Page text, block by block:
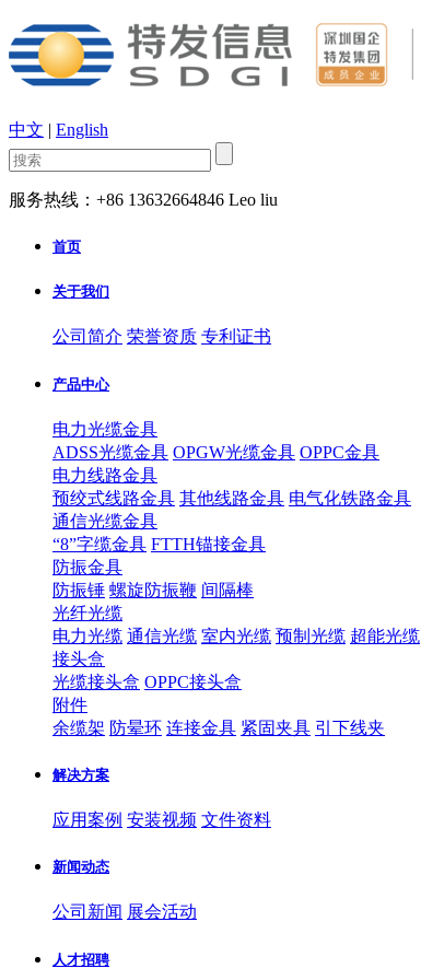
中文 | English
服务热线：+86 13632664846 Leo liu
首页
关于我们
公司简介 荣誉资质 专利证书
产品中心
电力光缆金具
ADSS光缆金具 OPGW光缆金具 OPPC金具
电力线路金具
预绞式线路金具 其他线路金具 电气化铁路金具
通信光缆金具
“8”字缆金具 FTTH锚接金具
防振金具
防振锤 螺旋防振鞭 间隔棒
光纤光缆
电力光缆 通信光缆 室内光缆 预制光缆 超能光缆
接头盒
光缆接头盒 OPPC接头盒
附件
余缆架 防晕环 连接金具 紧固夹具 引下线夹
解决方案
应用案例 安装视频 文件资料
新闻动态
公司新闻 展会活动
人才招聘